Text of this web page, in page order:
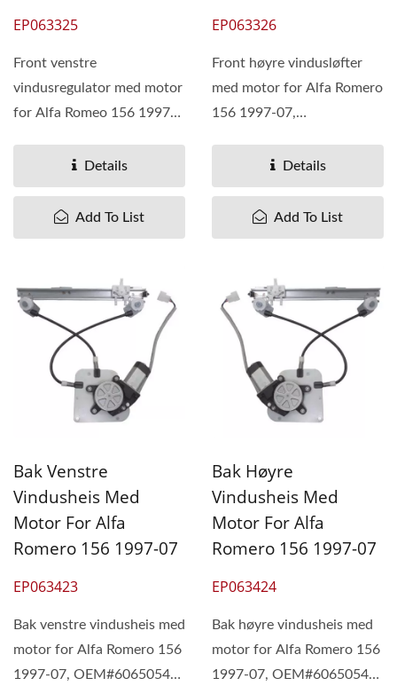
EP063325
Front venstre
vindusregulator med motor
for Alfa Romeo 156 1997-
60672272 60672278
Details
Add To List
EP063326
Front høyre vindusløfter
med motor for Alfa Romero
156 1997-07,
60672277
Details
Add To List
Bak Venstre
Vindusheis Med
Motor For Alfa
Romero 156 1997-07
EP063423
Bak venstre vindusheis med
motor for Alfa Romero 156
1997-07, OEM#60650546
Bak Høyre
Vindusheis Med
Motor For Alfa
Romero 156 1997-07
EP063424
Bak høyre vindusheis med
motor for Alfa Romero 156
1997-07, OEM#60650545